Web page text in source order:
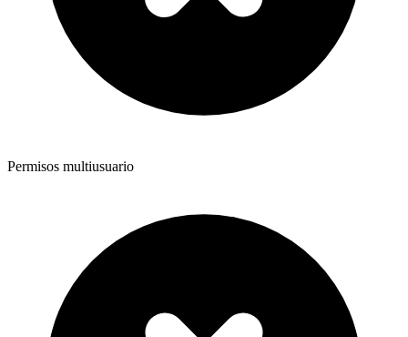
Permisos multiusuario